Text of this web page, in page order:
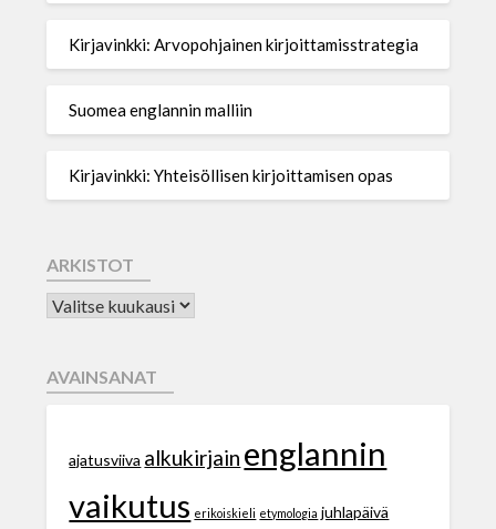
Kirjavinkki: Arvopohjainen kirjoittamisstrategia
Suomea englannin malliin
Kirjavinkki: Yhteisöllisen kirjoittamisen opas
ARKISTOT
AVAINSANAT
ajatusviiva alkukirjain englannin
vaikutus erikoiskieli etymologia juhlapäivä